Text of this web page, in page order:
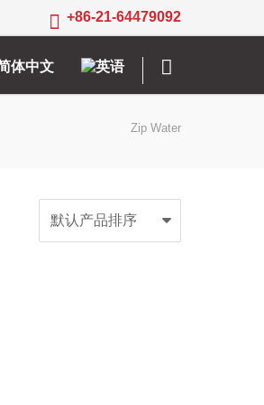
+86-21-64479092
Zip Water